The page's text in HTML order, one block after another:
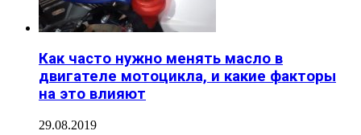
Как часто нужно менять масло в
двигателе мотоцикла, и какие факторы
на это влияют
29.08.2019